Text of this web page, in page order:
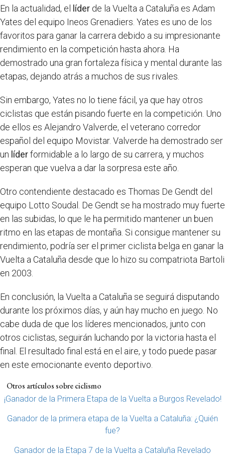
En la actualidad, el líder de la Vuelta a Cataluña es Adam
Yates del equipo Ineos Grenadiers. Yates es uno de los
favoritos para ganar la carrera debido a su impresionante
rendimiento en la competición hasta ahora. Ha
demostrado una gran fortaleza física y mental durante las
etapas, dejando atrás a muchos de sus rivales.
Sin embargo, Yates no lo tiene fácil, ya que hay otros
ciclistas que están pisando fuerte en la competición. Uno
de ellos es Alejandro Valverde, el veterano corredor
español del equipo Movistar. Valverde ha demostrado ser
un líderformidable a lo largo de su carrera, y muchos
esperan que vuelva a dar la sorpresa este año.
Otro contendiente destacado es Thomas De Gendt del
equipo Lotto Soudal. De Gendt se ha mostrado muy fuerte
en las subidas, lo que le ha permitido mantener un buen
ritmo en las etapas de montaña. Si consigue mantener su
rendimiento, podría ser el primer ciclista belga en ganar la
Vuelta a Cataluña desde que lo hizo su compatriota Bartoli
en 2003.
En conclusión, la Vuelta a Cataluña se seguirá disputando
durante los próximos días, y aún hay mucho en juego. No
cabe duda de que los líderes mencionados, junto con
otros ciclistas, seguirán luchando por la victoria hasta el
final. El resultado final está en el aire, y todo puede pasar
en este emocionante evento deportivo.
Otros artículos sobre ciclismo
¡Ganador de la Primera Etapa de la Vuelta a Burgos Revelado!
Ganador de la primera etapa de la Vuelta a Cataluña: ¿Quién
fue?
Ganador de la Etapa 7 de la Vuelta a Cataluña Revelado